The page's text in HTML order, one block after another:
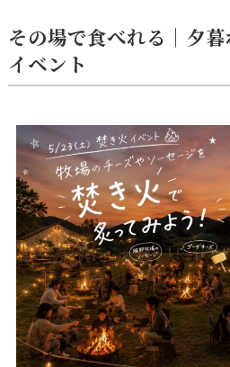
その場で食べれる｜夕
イベント